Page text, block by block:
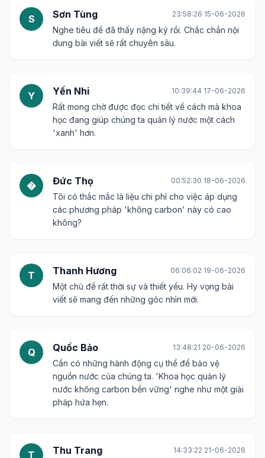
S Sơn Tùng 23:58:26 15-06-2026
Nghe tiêu đề đã thấy nặng ký rồi. Chắc chắn nội
dung bài viết sẽ rất chuyên sâu.
Y Yến Nhi 10:39:44 17-06-2026
Rất mong chờ được đọc chi tiết về cách mà khoa
học đang giúp chúng ta quản lý nước một cách
'xanh' hơn.
� Đức Thọ 00:52:30 18-06-2026
Tôi có thắc mắc là liệu chi phí cho việc áp dụng
các phương pháp 'không carbon' này có cao
không?
T Thanh Hương 06:06:02 19-06-2026
Một chủ đề rất thời sự và thiết yếu. Hy vọng bài
viết sẽ mang đến những góc nhìn mới.
Q Quốc Bảo 13:48:21 20-06-2026
Cần có những hành động cụ thể để bảo vệ
nguồn nước của chúng ta. 'Khoa học quản lý
nước không carbon bền vững' nghe như một giải
pháp hứa hẹn.
T Thu Trang 14:33:22 21-06-2026